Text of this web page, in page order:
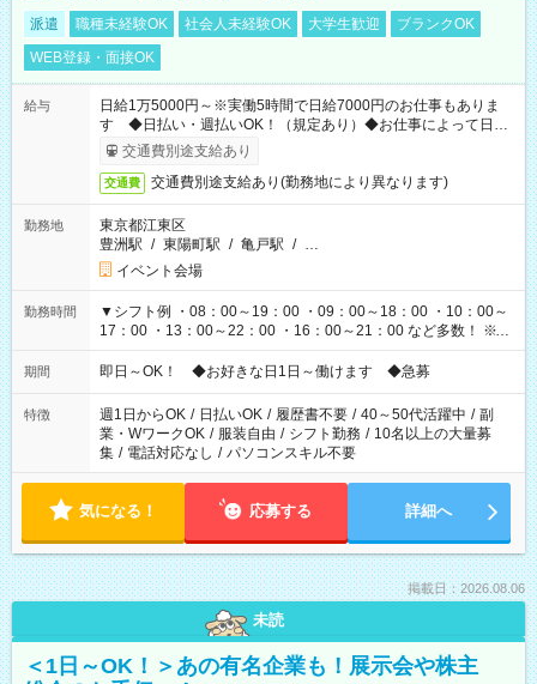
派遣 職種未経験OK 社会人未経験OK 大学生歓迎
ブランクOK
WEB登録・面接OK
給与
日給1万5000円～※実働5時間で日給7000円のお仕事もありま
す ◆日払い・週払いOK！（規定あり）◆お仕事によって日給
も異なります
交通費別途支給あり
交通費 交通費別途支給あり(勤務地により異なります)
勤務地
東京都江東区
豊洲駅 / 東陽町駅 / 亀戸駅 / …
イベント会場
勤務時間
▼シフト例 ・08：00～19：00 ・09：00～18：00 ・10：00～
17：00 ・13：00～22：00 ・16：00～21：00 など多数！ ※お
仕事により勤務時間が異なります
期間 即日～OK！ ◆お好きな日1日～働けます ◆急募
特徴 週1日からOK / 日払いOK / 履歴書不要 / 40～50代活躍中 / 副
業・WワークOK / 服装自由 / シフト勤務 / 10名以上の大量募
集 / 電話対応なし / パソコンスキル不要
気になる！ 応募する 詳細へ
掲載日：2026.08.06
未読
＜1日～OK！＞あの有名企業も！展示会や株主